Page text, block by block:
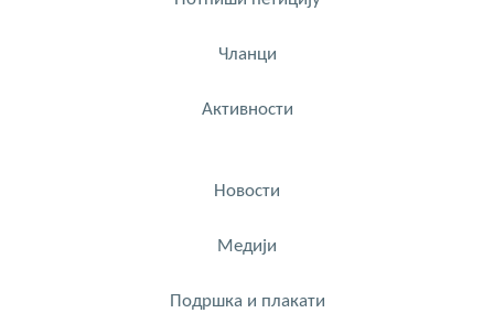
Чланци
Активности
Новости
Медији
Подршка и плакати